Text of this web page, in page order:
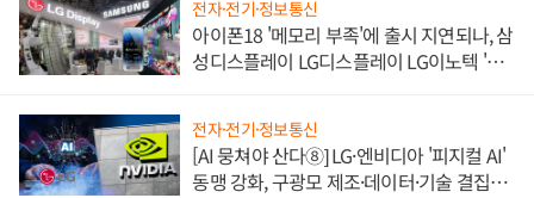
전자·전기·정보통신
아이폰18 '메모리 부족'에 출시 지연되나, 삼
성디스플레이 LG디스플레이 LG이노텍 '탈
전자·전기·정보통신
[AI 뭉쳐야 산다⑧] LG·엔비디아 '피지컬 AI'
동맹 강화, 구광모 제조·데이터·기술 결집